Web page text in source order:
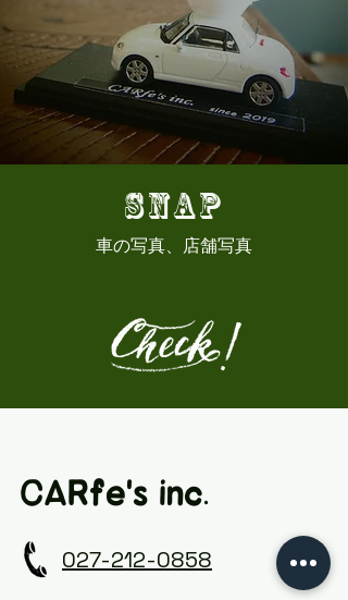
SNAP
車の写真、店舗写真
CARfe's inc.
027-212-0858